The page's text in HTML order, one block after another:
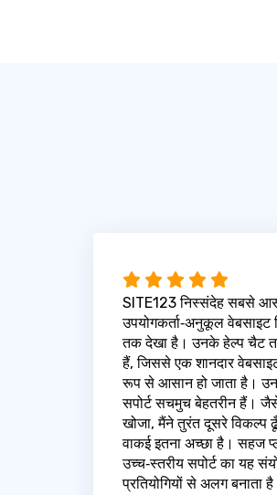
SITE123 निस्संदेह सबसे
उपयोगकर्ता‑अनुकूल वेबसाइट
तक देखा है। उनके हेल्प चैट
हैं, जिससे एक शानदार
रूप से आसान हो जाता है।
सपोर्ट सचमुच बेहतरीन हैं।
खोजा, मैंने तुरंत दूसरे विकल्प
वाकई इतना अच्छा है। सहज
उच्च‑स्तरीय सपोर्ट का यह
प्रतियोगियों से अलग बनाता